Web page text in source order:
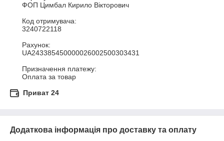
ФОП Цимбал Кирило Вікторович
Код отримувача:
3240722118
Рахунок:
UA243385450000026002500303431
Призначення платежу:
Оплата за товар
Приват 24
Додаткова інформація про доставку та оплату